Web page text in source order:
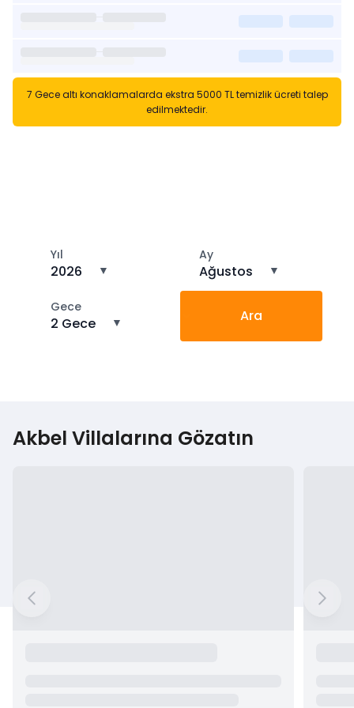
7 Gece altı konaklamalarda ekstra 5000 TL temizlik ücreti talep
edilmektedir.
Yıl
2026 ▼
Ay
Ağustos ▼
Gece
2 Gece ▼ Ara
Akbel Villalarına Gözatın